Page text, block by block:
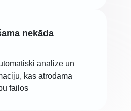
nekāda
analizē un
kas atrodama
failos